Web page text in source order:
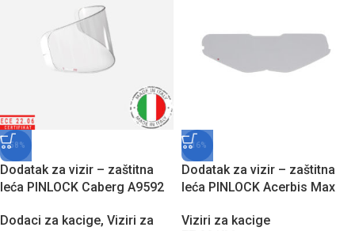
-58%
Dodatak za vizir – zaštitna
leća PINLOCK Caberg A9592
zamagljivanja
Dodaci za kacige, Viziri za
-16%
Dodatak za vizir – zaštitna
leća PINLOCK Acerbis Max
zamagljivanja
Viziri za kacige